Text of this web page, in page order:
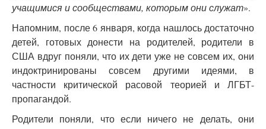
учащимися и сообществами, которым они служат».
Напомним, после 6 января, когда нашлось достаточно
детей, готовых донести на родителей, родители в
США вдруг поняли, что их дети уже не совсем их, они
индоктринированы совсем другими идеями, в
частности критической расовой теорией и ЛГБТ-
пропагандой.
Родители поняли, что если ничего не делать, они